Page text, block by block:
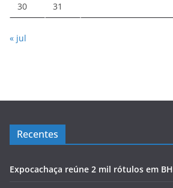
30 31
« jul
Recentes
Expocachaça reúne 2 mil rótulos em BH